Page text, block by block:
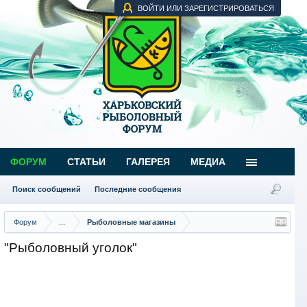
ВОЙТИ ИЛИ ЗАРЕГИСТРИРОВАТЬСЯ
Форум Рыболовные магазины
"Рыболовный уголок"
ФОРУМ
Поиск сообщений Последние сообщения
СТАТЬИ ГАЛЕРЕЯ МЕДИА